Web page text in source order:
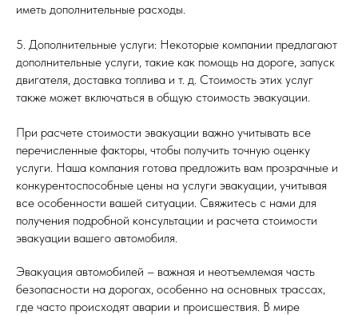
иметь дополнительные расходы.
5. Дополнительные услуги: Некоторые компании предлагают
дополнительные услуги, такие как помощь на дороге, запуск
двигателя, доставка топлива и т. д. Стоимость этих услуг
также может включаться в общую стоимость эвакуации.
При расчете стоимости эвакуации важно учитывать все
перечисленные факторы, чтобы получить точную оценку
услуги. Наша компания готова предложить вам прозрачные и
конкурентоспособные цены на услуги эвакуации, учитывая
все особенности вашей ситуации. Свяжитесь с нами для
получения подробной консультации и расчета стоимости
эвакуации вашего автомобиля.
Эвакуация автомобилей – важная и неотъемлемая часть
безопасности на дорогах, особенно на основных трассах,
где часто происходят аварии и происшествия. В мире